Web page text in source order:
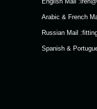
Arabic & French
Russian Mail :
Spanish &